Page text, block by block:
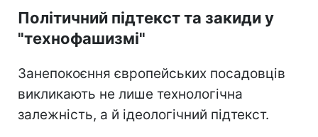
Політичний підтекст та закиди у
"технофашизмі"
Занепокоєння європейських посадовців
викликають не лише технологічна
залежність, а й ідеологічний підтекст.